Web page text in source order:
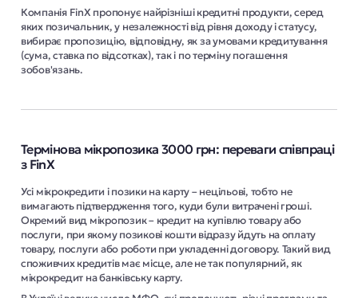
Компанія FinX пропонує найрізніші кредитні продукти, серед
яких позичальник, у незалежності від рівня доходу і статусу,
вибирає пропозицію, відповідну, як за умовами кредитування
(сума, ставка по відсотках), так і по терміну погашення
зобов'язань.
Термінова мікропозика 3000 грн: переваги співпраці
з FinX
Усі мікрокредити і позики на карту – нецільові, тобто не
вимагають підтвердження того, куди були витрачені гроші.
Окремий вид мікропозик – кредит на купівлю товару або
послуги, при якому позикові кошти відразу йдуть на оплату
товару, послуги або роботи при укладенні договору. Такий вид
споживчих кредитів має місце, але не так популярний, як
мікрокредит на банківську карту.